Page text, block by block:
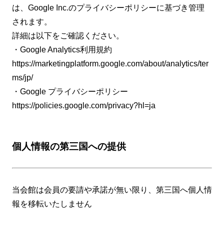
は、Google Inc.のプライバシーポリシーに基づき管理
されます。
詳細は以下をご確認ください。
・Google Analytics利用規約
https://marketingplatform.google.com/about/analytics/ter
ms/jp/
・Google プライバシーポリシー
https://policies.google.com/privacy?hl=ja
個人情報の第三国への提供
当会館は会員の要請や承諾が無い限り、第三国へ個人情
報を移転いたしません